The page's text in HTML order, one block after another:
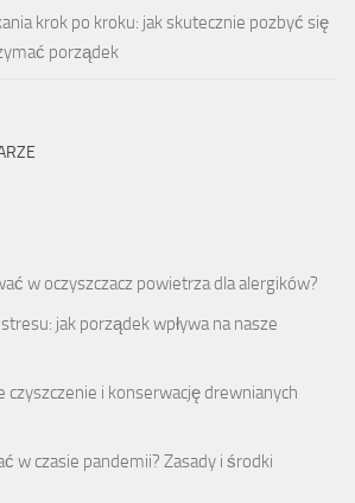
krok po kroku: jak skutecznie pozbyć się
porządek
w oczyszczacz powietrza dla alergików?
jak porządek wpływa na nasze
czyszczenie i konserwację drewnianych
w czasie pandemii? Zasady i środki